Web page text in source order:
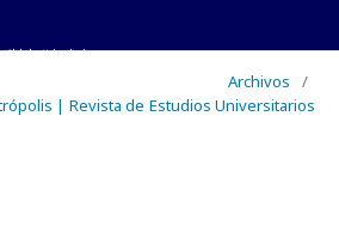
Archivos
/
| Revista de Estudios Universitarios